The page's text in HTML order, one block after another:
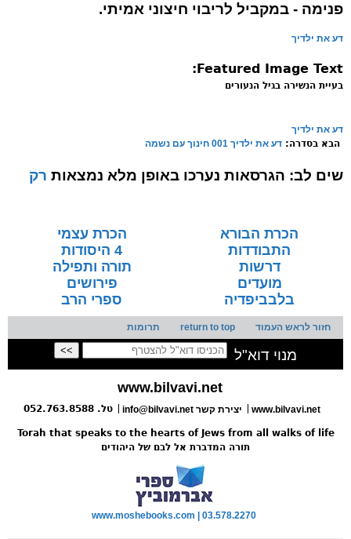
פנימה - במקביל לריבוי חיצוני אמיתי.
דע את ילדיך
Featured Image Text:
בעיית הנשירה בגיל הנעורים
דע את ילדיך
הבא בסדרה: דע את ילדיך 001 חינוך עם נשמה
שים לב: הגרסאות נערכו באופן מלא נמצאות רק
הכרת הבורא
הכרת עצמי
התבודדות
4 היסודות
דרשות
תורה ותפילה
מועדים
פירושים
בלבביפדיה
ספרי הרב
חזור לראש העמוד return to top תרומות
מנוי דוא"ל
www.bilvavi.net
www.bilvavi.net info@bilvavi.net יצירת קשר טל. 052.763.8588
Torah that speaks to the hearts of Jews from all walks of life
תורה המדברת אל לבם של היהודים
www.moshebooks.com | 03.578.2270